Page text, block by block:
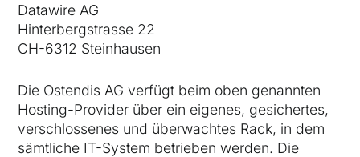
Datawire AG
Hinterbergstrasse 22
CH-6312 Steinhausen
Die Ostendis AG verfügt beim oben genannten
Hosting-Provider über ein eigenes, gesichertes,
verschlossenes und überwachtes Rack, in dem
sämtliche IT-System betrieben werden. Die